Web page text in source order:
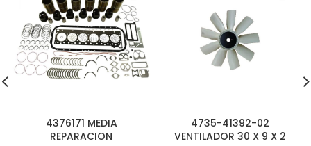
4376171 MEDIA
REPARACION
4735-41392-02
VENTILADOR 30 X 9 X 2